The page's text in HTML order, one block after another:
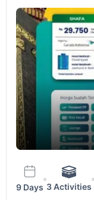
9 Days 3 Activities